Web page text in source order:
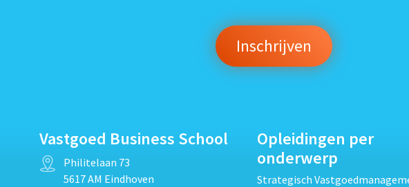
Vastgoed Business School
Philitelaan 73
5617 AM Eindhoven
Opleidingen per
onderwerp
Strategisch